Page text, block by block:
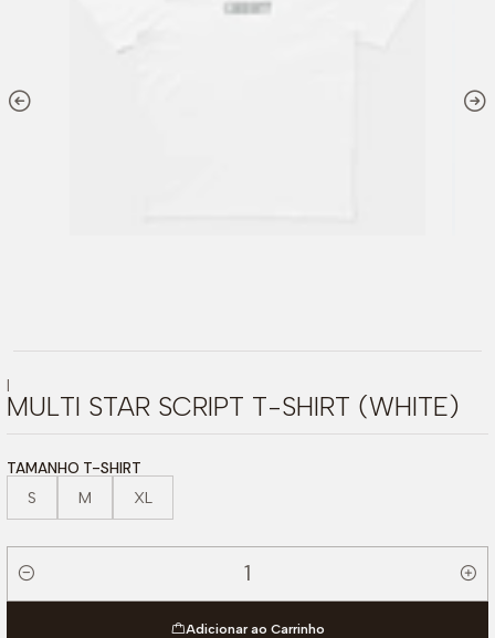
|
MULTI STAR SCRIPT T-SHIRT (WHITE)
TAMANHO T-SHIRT
S M XL
Quantidade
Adicionar ao Carrinho